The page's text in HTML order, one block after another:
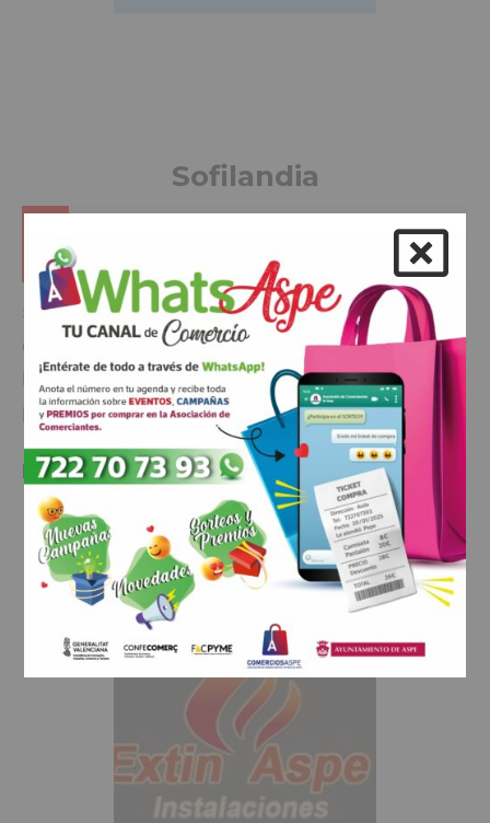
Sofilandia
Sofilandia Sofilandia convierte un evento especial
en tu momento único con 🌈So•Filandia🎈 Un lugar
idílico, que cuida hasta el más mínimo detalle,
para que tus pequeñas celebraciones sigan siendo
íntimas e inigualables. Especial para…
Estamos En: Av. Nia Coca, 1, 03680 Aspe, Alicante
VER MÁS INFO